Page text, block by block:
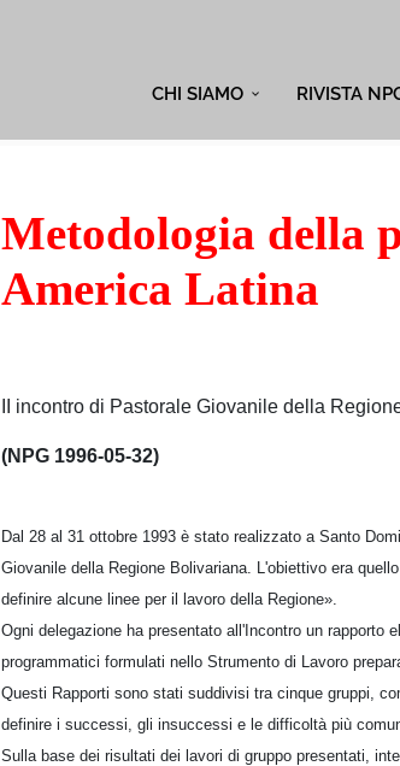
CHI SIAMO RIVISTA
Metodologia della
America Latina
II incontro di Pastorale Giovanile della
(NPG 1996-05-32)
Dal 28 al 31 ottobre 1993 è stato realizzato a Santo
Giovanile della Regione Bolivariana. L'obiettivo era
definire alcune linee per il lavoro della Regione».
Ogni delegazione ha presentato all'Incontro un rapporto
programmatici formulati nello Strumento di Lavoro
Questi Rapporti sono stati suddivisi tra cinque gruppi,
definire i successi, gli insuccessi e le difficoltà più
Sulla base dei risultati dei lavori di gruppo presentati,